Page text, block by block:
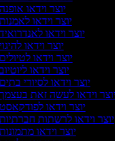
יוצר וידאו
יוצר וידאו
יוצר וידאו
יוצר וידאו
יוצר וידאו
יוצר וידאו
יוצר וידאו לסיורי
יוצר וידאו לעשה זאת
יוצר וידאו
יוצר וידאו לרשתות
יוצר וידאו